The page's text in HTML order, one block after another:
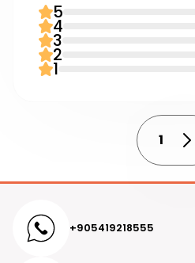
1
5
4
3
2
1
+905419218555